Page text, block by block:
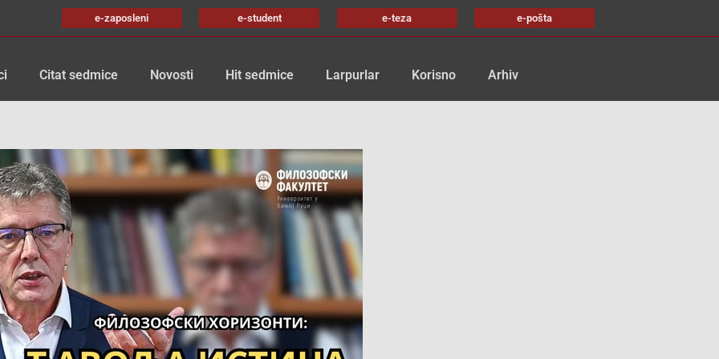
e-zaposleni e-student e-teza e-pošta
Citat sedmice Novosti Hit sedmice Larpurlar Korisno Arhiv